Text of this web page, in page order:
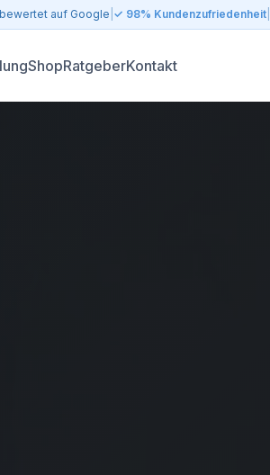
auf Google ✓ 98% Kundenzufriedenheit
ShopRatgeberKontakt